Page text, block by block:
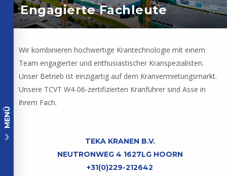
MENÜ
Engagierte Fachleute
Wir kombinieren hochwertige Krantechnologie mit einem
Team engagierter und enthusiastischer Kranspezialisten.
Unser Betrieb ist einzigartig auf dem Kranvermietungsmarkt.
Unsere TCVT W4-06-zertifizierten Kranführer sind Asse in
ihrem Fach.
TEKA KRANEN B.V.
NEUTRONWEG 4 1627LG HOORN
+31(0)229-212642